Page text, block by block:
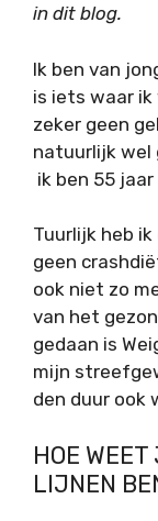
in dit blog.
Ik ben van
is iets waar ik
zeker geen
natuurlijk wel
ik ben 55 jaar
Tuurlijk heb
geen
ook niet zo
van het
gedaan is
mijn
den duur ook
HOE
LIJNEN